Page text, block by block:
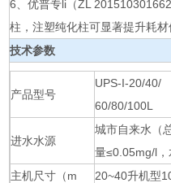
6、优普专li（ZL
柱，注塑纯化柱可显著提升耗
技术参数
产品型号
UPS-I-20/40/
60/80/100L
进水水源
城市自来水（
量≤0.05mg/l
主机尺寸（m
20~40升机型